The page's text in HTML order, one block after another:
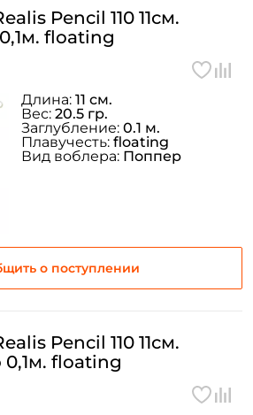
Pencil 110 11см.
floating
о поступлении
Длина: 11 см.
Вес: 20.5 гр.
Заглубление: 0.1 м.
Плавучесть: floating
Вид воблера: Поппер
Pencil 110 11см.
0,1м. floating